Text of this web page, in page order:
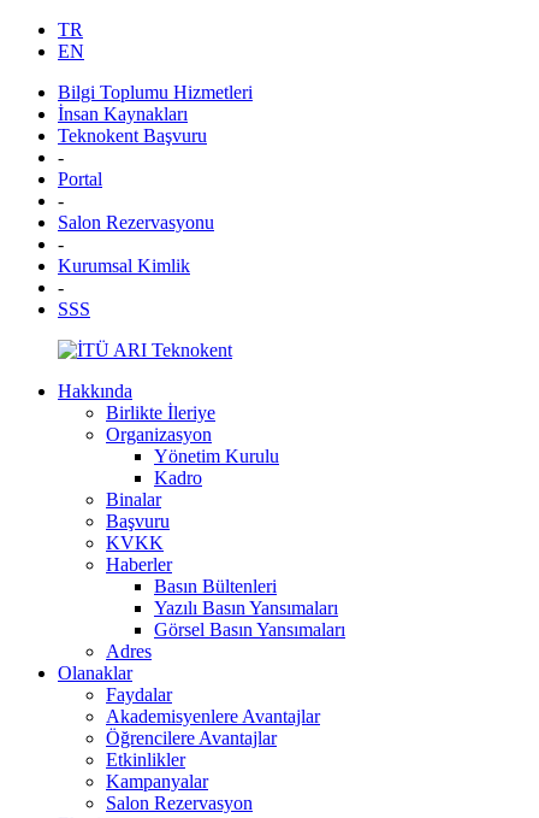
TR
EN
Bilgi Toplumu Hizmetleri
İnsan Kaynakları
Teknokent Başvuru
-
Portal
-
Salon Rezervasyonu
-
Kurumsal Kimlik
-
SSS
Hakkında
Birlikte İleriye
Organizasyon
Yönetim Kurulu
Kadro
Binalar
Başvuru
KVKK
Haberler
Basın Bültenleri
Yazılı Basın Yansımaları
Görsel Basın Yansımaları
Adres
Olanaklar
Faydalar
Akademisyenlere Avantajlar
Öğrencilere Avantajlar
Etkinlikler
Kampanyalar
Salon Rezervasyon